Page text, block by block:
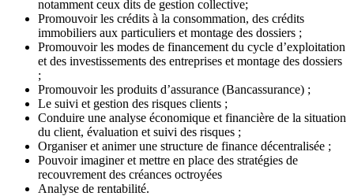
notamment ceux dits de gestion collective;
Promouvoir les crédits à la consommation, des crédits
immobiliers aux particuliers et montage des dossiers ;
Promouvoir les modes de financement du cycle d’exploitation
et des investissements des entreprises et montage des dossiers
;
Promouvoir les produits d’assurance (Bancassurance) ;
Le suivi et gestion des risques clients ;
Conduire une analyse économique et financière de la situation
du client, évaluation et suivi des risques ;
Organiser et animer une structure de finance décentralisée ;
Pouvoir imaginer et mettre en place des stratégies de
recouvrement des créances octroyées
Analyse de rentabilité.